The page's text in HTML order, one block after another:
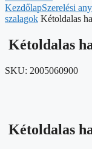
KezdőlapSzerelési
szalagok Kétoldalas
Kétoldalas
SKU: 2005060900
Kétoldalas